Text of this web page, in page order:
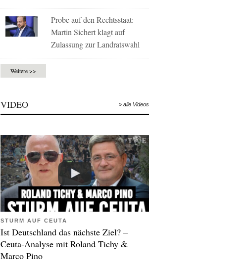
Probe auf den Rechtsstaat:
Martin Sichert klagt auf
Zulassung zur Landratswahl
Weitere >>
VIDEO » alle Videos
STURM AUF CEUTA
Ist Deutschland das nächste Ziel? –
Ceuta-Analyse mit Roland Tichy &
Marco Pino